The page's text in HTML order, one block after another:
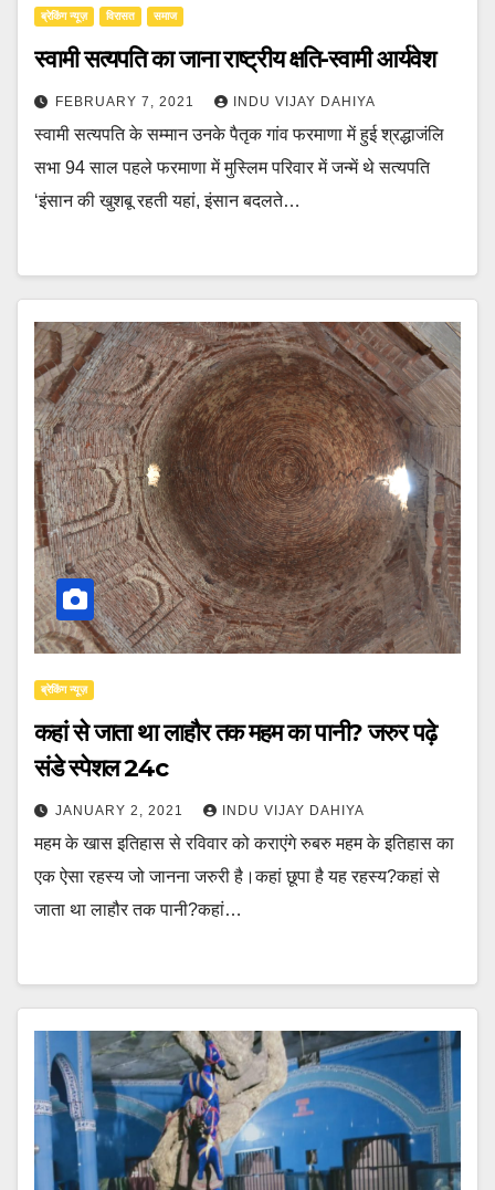
ब्रेकिंग न्यूज़ ‍‍विरासत समाज
स्वामी सत्यपति का जाना राष्ट्रीय क्षति-स्वामी आर्यवेश
FEBRUARY 7, 2021 INDU VIJAY DAHIYA
स्वामी सत्यपति के सम्मान उनके पैतृक गांव फरमाणा में हुई श्रद्धाजंलि
सभा 94 साल पहले फरमाणा में मुस्लिम परिवार में जन्में थे सत्यपति
‘इंसान की खुशबू रहती यहां, इंसान बदलते…
ब्रेकिंग न्यूज़
कहां से जाता था लाहौर तक महम का पानी? जरुर पढ़े
संडे स्पेशल 24c
JANUARY 2, 2021 INDU VIJAY DAHIYA
महम के खास इतिहास से रविवार को कराएंगे रुबरु महम के इतिहास का
एक ऐसा रहस्य जो जानना जरुरी है।कहां छूपा है यह रहस्य?कहां से
जाता था लाहौर तक पानी?कहां…